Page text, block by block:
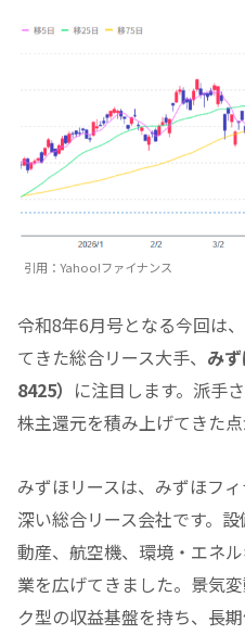
引用：Yahoo!ファイナンス
令和8年6月号となる今回は
てきた総合リース大手、 み
8425） に注目します。派手
株主還元を積み上げてきた点
みずほリースは、みずほフ
深い総合リース会社です。
動産、航空機、環境・エネ
業を広げてきました。景気
ク型の収益基盤を持ち、長